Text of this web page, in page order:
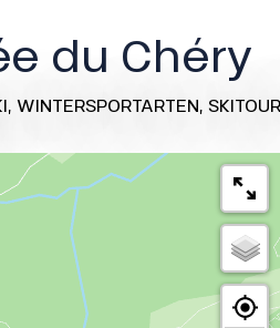
du Chéry
WINTERSPORTARTEN,